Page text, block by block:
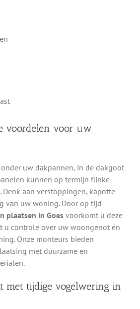
voordelen voor uw
uw dakpannen, in de dakgoot
kunnen op termijn flinke
Denk aan verstoppingen, kapotte
van uw woning. Door op tijd
plaatsen in Goesvoorkomt u deze
u controle over uw woongenot én
Onze monteurs bieden
met duurzame en
met tijdige vogelwering in